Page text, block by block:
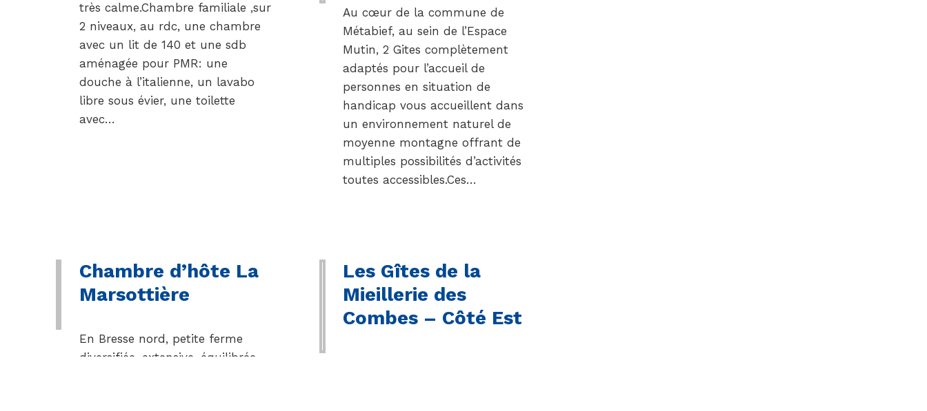
très calme.Chambre familiale ,sur
2 niveaux, au rdc, une chambre
avec un lit de 140 et une sdb
aménagée pour PMR: une
douche à l’italienne, un lavabo
libre sous évier, une toilette
avec…
Au cœur de la commune de
Métabief, au sein de l’Espace
Mutin, 2 Gites complètement
adaptés pour l’accueil de
personnes en situation de
handicap vous accueillent dans
un environnement naturel de
moyenne montagne offrant de
multiples possibilités d’activités
toutes accessibles.Ces…
Chambre d’hôte La
Marsottière
En Bresse nord, petite ferme
diversifiée, extensive, équilibrée,
Les Gîtes de la
Mieillerie des
Combes – Côté Est